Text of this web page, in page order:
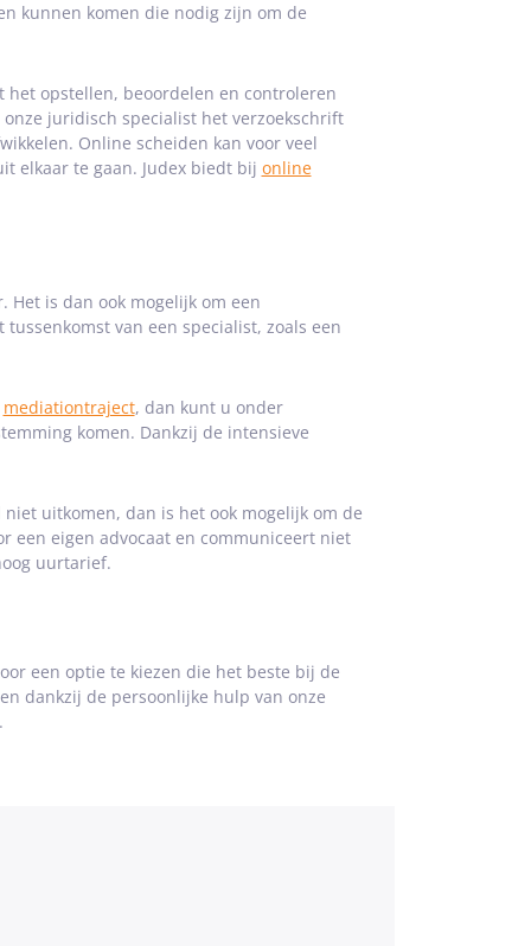
kunnen komen die nodig zijn om de
het opstellen, beoordelen en controleren
juridisch specialist het verzoekschrift
Online scheiden kan voor veel
elkaar te gaan. Judex biedt bij online
is dan ook mogelijk om een
van een specialist, zoals een
mediationtraject, dan kunt u onder
komen. Dankzij de intensieve
uitkomen, dan is het ook mogelijk om de
een eigen advocaat en communiceert niet
uurtarief.
een optie te kiezen die het beste bij de
dankzij de persoonlijke hulp van onze
.